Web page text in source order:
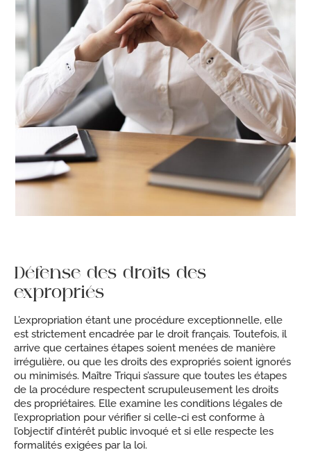
Défense des droits des
expropriés
L’expropriation étant une procédure exceptionnelle, elle
est strictement encadrée par le droit français. Toutefois, il
arrive que certaines étapes soient menées de manière
irrégulière, ou que les droits des expropriés soient ignorés
ou minimisés. Maître Triqui s’assure que toutes les étapes
de la procédure respectent scrupuleusement les droits
des propriétaires. Elle examine les conditions légales de
l’expropriation pour vérifier si celle-ci est conforme à
l’objectif d’intérêt public invoqué et si elle respecte les
formalités exigées par la loi.